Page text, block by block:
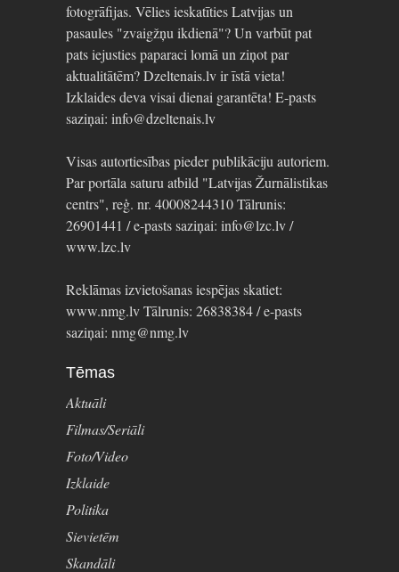
fotogrāfijas. Vēlies ieskatīties Latvijas un
pasaules "zvaigžņu ikdienā"? Un varbūt pat
pats iejusties paparaci lomā un ziņot par
aktualitātēm? Dzeltenais.lv ir īstā vieta!
Izklaides deva visai dienai garantēta! E-pasts
saziņai: info@dzeltenais.lv
Visas autortiesības pieder publikāciju autoriem.
Par portāla saturu atbild "Latvijas Žurnālistikas
centrs", reģ. nr. 40008244310 Tālrunis:
26901441 / e-pasts saziņai: info@lzc.lv /
www.lzc.lv
Reklāmas izvietošanas iespējas skatiet:
www.nmg.lv Tālrunis: 26838384 / e-pasts
saziņai: nmg@nmg.lv
Tēmas
Aktuāli
Filmas/Seriāli
Foto/Video
Izklaide
Politika
Sievietēm
Skandāli